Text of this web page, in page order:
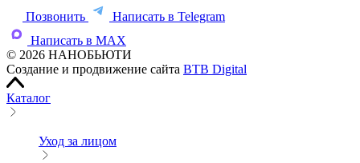
Позвонить
Написать в Telegram
Написать в MAX
© 2026 НАНОБЬЮТИ
Создание и продвижение сайта BTB Digital
Каталог
Уход за лицом